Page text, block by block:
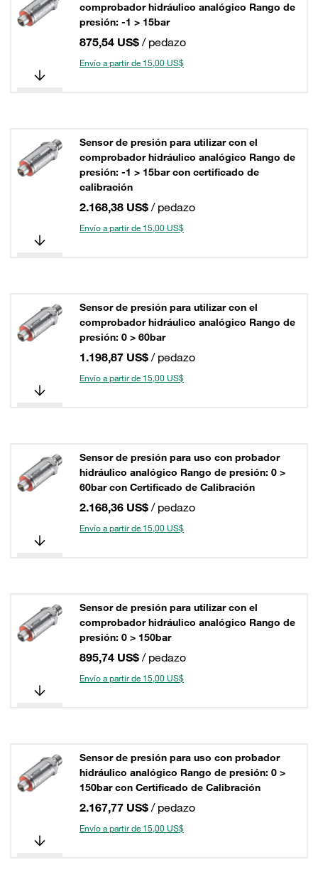
comprobador hidráulico analógico Rango de
presión: -1 > 15bar
875,54 US$ / pedazo
Envío a partir de 15,00 US$
Sensor de presión para utilizar con el
comprobador hidráulico analógico Rango de
presión: -1 > 15bar con certificado de
calibración
2.168,38 US$ / pedazo
Envío a partir de 15,00 US$
Sensor de presión para utilizar con el
comprobador hidráulico analógico Rango de
presión: 0 > 60bar
1.198,87 US$ / pedazo
Envío a partir de 15,00 US$
Sensor de presión para uso con probador
hidráulico analógico Rango de presión: 0 >
60bar con Certificado de Calibración
2.168,36 US$ / pedazo
Envío a partir de 15,00 US$
Sensor de presión para utilizar con el
comprobador hidráulico analógico Rango de
presión: 0 > 150bar
895,74 US$ / pedazo
Envío a partir de 15,00 US$
Sensor de presión para uso con probador
hidráulico analógico Rango de presión: 0 >
150bar con Certificado de Calibración
2.167,77 US$ / pedazo
Envío a partir de 15,00 US$